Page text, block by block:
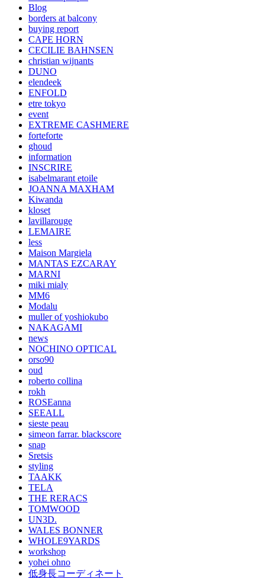
Blog
borders at balcony
buying report
CAPE HORN
CECILIE BAHNSEN
christian wijnants
DUNO
elendeek
ENFOLD
etre tokyo
event
EXTREME CASHMERE
forteforte
ghoud
information
INSCRIRE
isabelmarant etoile
JOANNA MAXHAM
Kiwanda
kloset
lavillarouge
LEMAIRE
less
Maison Margiela
MANTAS EZCARAY
MARNI
miki mialy
MM6
Modalu
muller of yoshiokubo
NAKAGAMI
news
NOCHINO OPTICAL
orso90
oud
roberto collina
rokh
ROSEanna
SEEALL
sieste peau
simeon farrar. blackscore
snap
Sretsis
styling
TAAKK
TELA
THE RERACS
TOMWOOD
UN3D.
WALES BONNER
WHOLE9YARDS
workshop
yohei ohno
低身長コーディネート